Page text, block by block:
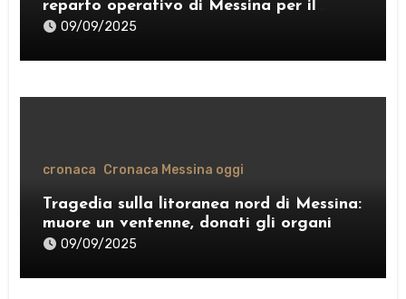
reparto operativo di Messina per il
comando provinciale di Como
09/09/2025
cronaca Cronaca Messina oggi
Tragedia sulla litoranea nord di Messina:
muore un ventenne, donati gli organi
09/09/2025